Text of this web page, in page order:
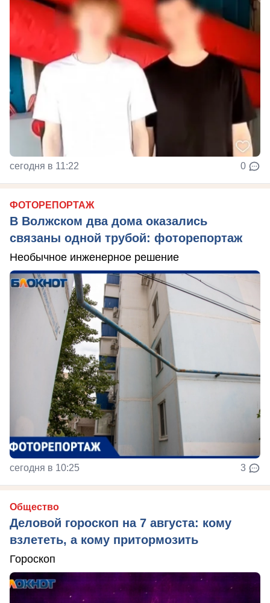
сегодня в 11:22 0
ФОТОРЕПОРТАЖ
В Волжском два дома оказались
связаны одной трубой: фоторепортаж
Необычное инженерное решение
сегодня в 10:25 3
Общество
Деловой гороскоп на 7 августа: кому
взлететь, а кому притормозить
Гороскоп